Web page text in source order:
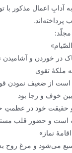
آدابِ اعمال مذکور با
در خوردن و آشامیدن
ملکۀ تقویٰ
است از ضعیف نمودن
بین خوف و رجا بود
حقیقت خود در
است و حضور قلب
نماز»
می‌شود و مرغ روح